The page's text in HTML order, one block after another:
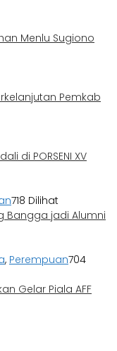
Menlu Sugiono
Pemkab
di PORSENI XV
718 Dilihat
Bangga jadi Alumni
, Perempuan704
Gelar Piala AFF